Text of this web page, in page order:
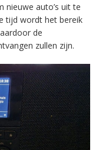
nieuwe auto’s uit te
tijd wordt het bereik
de
zullen zijn.